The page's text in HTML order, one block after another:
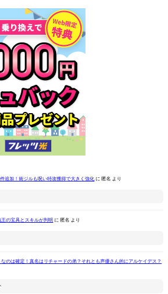
件追加！術ジルも呪い特攻獲得で大きく強化 に 匿名 より
王の宝具とスキルが判明 に 匿名 より
なのは確定！真名はリチャードの弟？それとも声優さん的にアルケイデス？